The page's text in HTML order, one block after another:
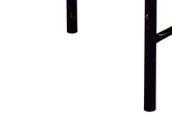
退換貨說明：
若收到不良品，請於到貨
所有退回及換貨之商品必
品、附件、包裝、廠商紙
由於透過電腦螢幕選購商